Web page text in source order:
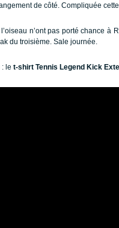
de côté. Compliquée
n’ont pas porté chance à
du troisième. Sale journée.
: le t-shirt Tennis Legend Kick